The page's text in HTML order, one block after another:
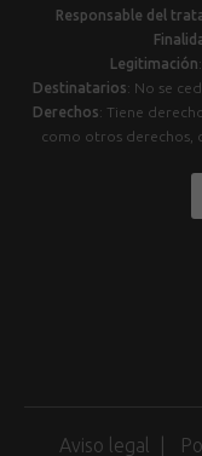
Responsable del
Legitimación
Destinatarios: No se
Derechos: Tiene
como otros derechos,
Aviso legal